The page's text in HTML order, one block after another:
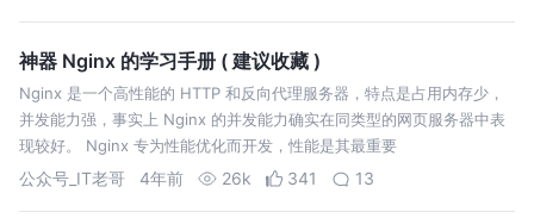
神器 Nginx 的学习手册 ( 建议收藏 )
Nginx 是一个高性能的 HTTP 和反向代理服务器，特点是占用内存少，
并发能力强，事实上 Nginx 的并发能力确实在同类型的网页服务器中表
现较好。 Nginx 专为性能优化而开发，性能是其最重要
公众号_IT老哥 4年前 26k 341 13